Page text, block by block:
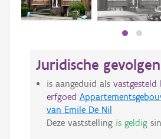
Juridische gevolgen
is aangeduid als
erfgoed
van Emile De Nil
Deze vaststelling is geldig